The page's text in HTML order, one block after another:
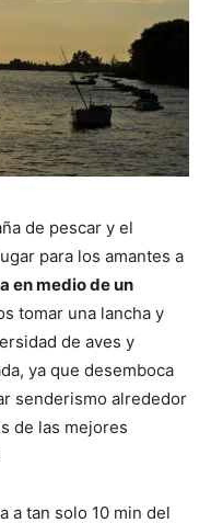
de pescar y el
para los amantes a
en medio de un
tomar una lancha y
de aves y
ya que desemboca
senderismo alrededor
de las mejores
a tan solo 10 min del